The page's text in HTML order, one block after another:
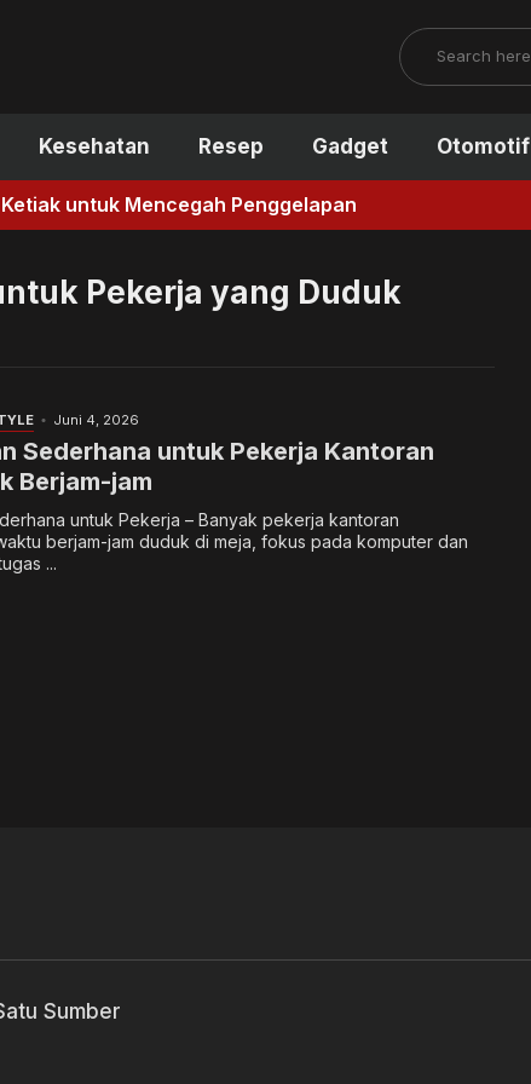
Search
Kesehatan Resep Gadget Otomotif
Penggelapan
Pekerja yang Duduk
Juni 4, 2026
Sederhana untuk Pekerja Kantoran
Berjam-jam
untuk Pekerja – Banyak pekerja kantoran
berjam-jam duduk di meja, fokus pada komputer dan
...
Sumber